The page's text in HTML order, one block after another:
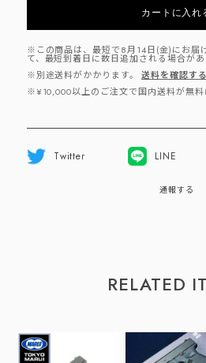
カートに入れ
※この商品は、最短で8月14日(金)にお届
て、最短到着日に数日追加される場合があ
※別途送料がかかります。
送料を確認する
※¥10,000以上のご注文で国内送料が無料
Twitter LINE
通報する
RELATED